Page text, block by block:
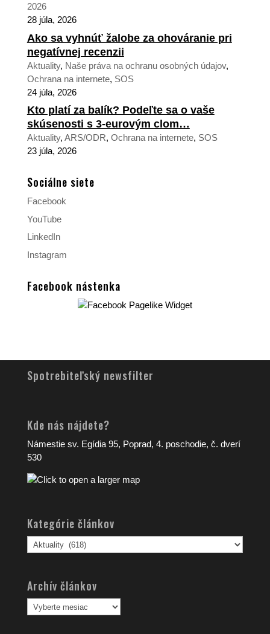
2026
28 júla, 2026
Ako sa vyhnúť žalobe za ohováranie pri
negatívnej recenzii
Aktuality, Naše práva na ochranu osobných údajov,
Ochrana na internete, SOS
24 júla, 2026
Kto platí za balík? Podeľte sa o vaše
skúsenosti s 3-eurovým clom…
Aktuality, ARS/ODR, Ochrana na internete, SOS
23 júla, 2026
Sociálne siete
Facebook
YouTube
LinkedIn
Instagram
Facebook nástenka
Spotrebiteľský newsfilter
Kde nás nájdete?
Námestie sv. Egídia 95, Poprad, 4. poschodie, č. dverí
530
Kategórie článkov
Kategórie
článkov
Archív článkov
Archív
článkov